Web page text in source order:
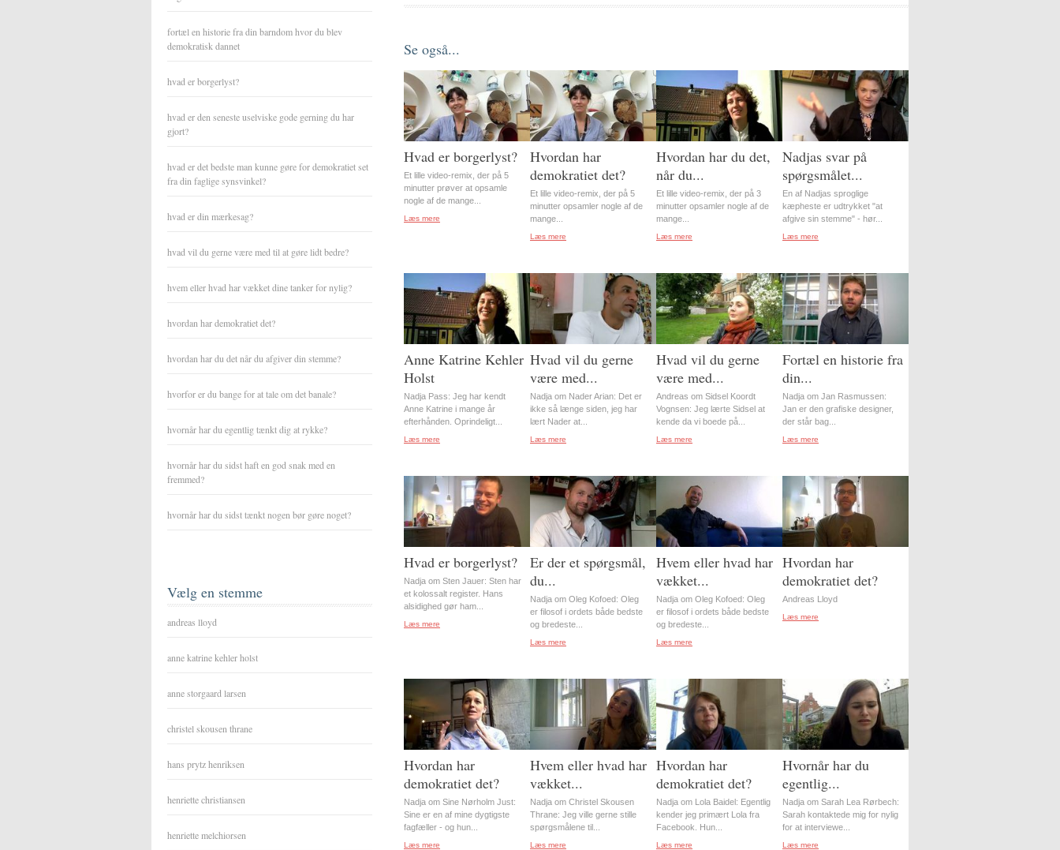
fortæl en historie fra din barndom hvor du blev
demokratisk dannet
hvad er borgerlyst?
hvad er den seneste uselviske gode gerning du har
gjort?
hvad er det bedste man kunne gøre for demokratiet set
fra din faglige synsvinkel?
hvad er din mærkesag?
hvad vil du gerne være med til at gøre lidt bedre?
hvem eller hvad har vækket dine tanker for nylig?
hvordan har demokratiet det?
hvordan har du det når du afgiver din stemme?
hvorfor er du bange for at tale om det banale?
hvornår har du egentlig tænkt dig at rykke?
hvornår har du sidst haft en god snak med en
fremmed?
hvornår har du sidst tænkt nogen bør gøre noget?
Vælg en stemme
andreas lloyd
anne katrine kehler holst
anne storgaard larsen
christel skousen thrane
hans prytz henriksen
henriette christiansen
henriette melchiorsen
Se også...
Hvad er borgerlyst?
Et lille video-remix, der på 5
minutter prøver at opsamle
nogle af de mange...
Læs mere
Hvordan har
demokratiet det?
Et lille video-remix, der på 5
minutter opsamler nogle af de
mange...
Læs mere
Hvordan har du det,
når du...
Et lille video-remix, der på 3
minutter opsamler nogle af de
mange...
Læs mere
Nadjas svar på
spørgsmålet...
En af Nadjas sproglige
kæpheste er udtrykket "at
afgive sin stemme" - hør...
Læs mere
Anne Katrine Kehler
Holst
Nadja Pass: Jeg har kendt
Anne Katrine i mange år
efterhånden. Oprindeligt...
Læs mere
Hvad vil du gerne
være med...
Nadja om Nader Arian: Det er
ikke så længe siden, jeg har
lært Nader at...
Læs mere
Hvad vil du gerne
være med...
Andreas om Sidsel Koordt
Vognsen: Jeg lærte Sidsel at
kende da vi boede på...
Læs mere
Fortæl en historie fra
din...
Nadja om Jan Rasmussen:
Jan er den grafiske designer,
der står bag...
Læs mere
Hvad er borgerlyst?
Nadja om Sten Jauer: Sten har
et kolossalt register. Hans
alsidighed gør ham...
Læs mere
Er der et spørgsmål,
du...
Nadja om Oleg Kofoed: Oleg
er filosof i ordets både bedste
og bredeste...
Læs mere
Hvem eller hvad har
vækket...
Nadja om Oleg Kofoed: Oleg
er filosof i ordets både bedste
og bredeste...
Læs mere
Hvordan har
demokratiet det?
Andreas Lloyd
Læs mere
Hvordan har
demokratiet det?
Nadja om Sine Nørholm Just:
Sine er en af mine dygtigste
fagfæller - og hun...
Læs mere
Hvem eller hvad har
vækket...
Nadja om Christel Skousen
Thrane: Jeg ville gerne stille
spørgsmålene til...
Læs mere
Hvordan har
demokratiet det?
Nadja om Lola Baidel: Egentlig
kender jeg primært Lola fra
Facebook. Hun...
Læs mere
Hvornår har du
egentlig...
Nadja om Sarah Lea Rørbech:
Sarah kontaktede mig for nylig
for at interviewe...
Læs mere